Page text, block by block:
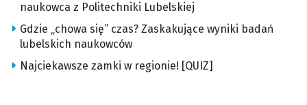
naukowca z Politechniki Lubelskiej
Gdzie „chowa się” czas? Zaskakujące wyniki badań
lubelskich naukowców
Najciekawsze zamki w regionie! [QUIZ]